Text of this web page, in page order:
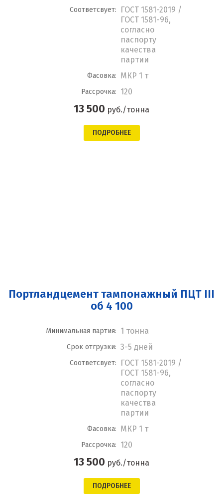
Соответсвует:
ГОСТ 1581-2019 /
ГОСТ 1581-96,
согласно
паспорту
качества
партии
Фасовка: МКР 1 т
Рассрочка: 120
13 500 руб./тонна
ПОДРОБНЕЕ
Портландцемент тампонажный ПЦТ III
об 4 100
Минимальная партия: 1 тонна
Срок отгрузки: 3-5 дней
Соответсвует:
ГОСТ 1581-2019 /
ГОСТ 1581-96,
согласно
паспорту
качества
партии
Фасовка: МКР 1 т
Рассрочка: 120
13 500 руб./тонна
ПОДРОБНЕЕ